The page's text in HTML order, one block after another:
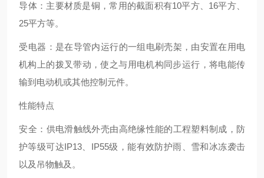
‌导体‌：主要材质是铜，常用的截面积有10平方、16平方、
25平方等。
‌受电器‌：是在导管内运行的一组电刷壳架，由安置在用电
机构上的拨叉带动，使之与用电机构同步运行，将电能传
输到电动机或其他控制元件‌。
性能特点
‌安全‌：供电滑触线外壳由高绝缘性能的工程塑料制成，防
护等级可达IP13、IP55级，能有效防护雨、雪和冰冻袭击
以及吊物触及。